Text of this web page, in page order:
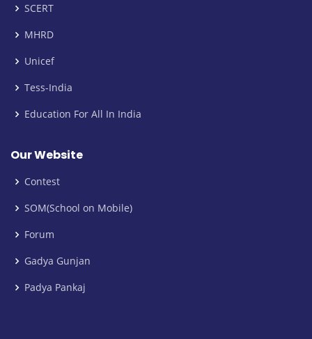
SCERT
MHRD
Unicef
Tess-India
Education For All In India
Our Website
Contest
SOM(School on Mobile)
Forum
Gadya Gunjan
Padya Pankaj